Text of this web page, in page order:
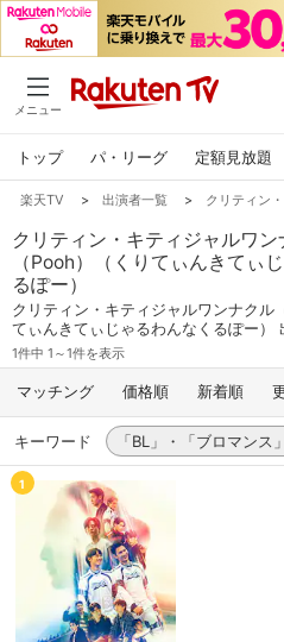
メニュー
トップ パ・リーグ 定額見放題
楽天TV > 出演者一覧 > クリティン
クリティン・キティジャルワン
（Pooh）（くりてぃんきてぃ
るぽー）
クリティン・キティジャルワンナクル
てぃんきてぃじゃるわんなくるぽー）
1件中 1～1件を表示
マッチング 価格順 新着順
キーワード 「BL」・「ブロマン
1